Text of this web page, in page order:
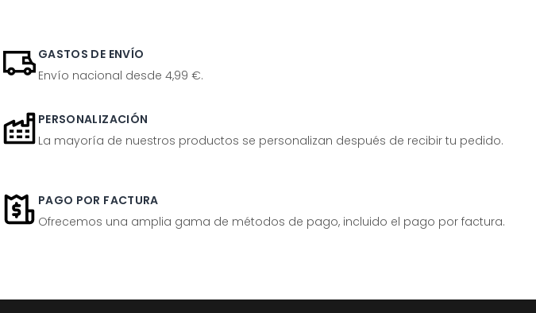
GASTOS DE ENVÍO
Envío nacional desde 4,99 €.
PERSONALIZACIÓN
La mayoría de nuestros productos se personalizan después de recibir tu pedido.
PAGO POR FACTURA
Ofrecemos una amplia gama de métodos de pago, incluido el pago por factura.